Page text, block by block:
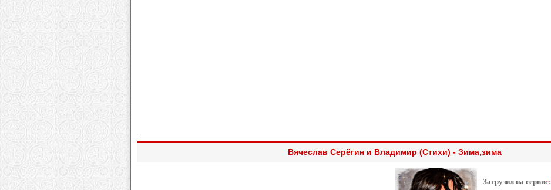
Вячеслав Серёгин и Владимир (Стихи) - Зима,зима
Загрузил на сервис: